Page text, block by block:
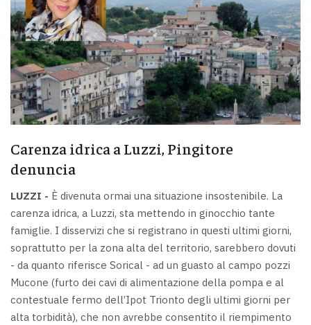
Carenza idrica a Luzzi, Pingitore
denuncia
LUZZI - È divenuta ormai una situazione insostenibile. La
carenza idrica, a Luzzi, sta mettendo in ginocchio tante
famiglie. I disservizi che si registrano in questi ultimi giorni,
soprattutto per la zona alta del territorio, sarebbero dovuti
- da quanto riferisce Sorical - ad un guasto al campo pozzi
Mucone (furto dei cavi di alimentazione della pompa e al
contestuale fermo dell’Ipot Trionto degli ultimi giorni per
alta torbidità), che non avrebbe consentito il riempimento